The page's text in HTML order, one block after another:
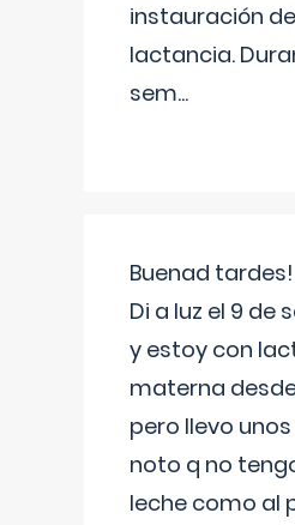
instauración
lactancia.
sem...
Buenad tardes!
Di a luz el 9 de
y estoy con
materna
pero llevo
noto q no
leche como al